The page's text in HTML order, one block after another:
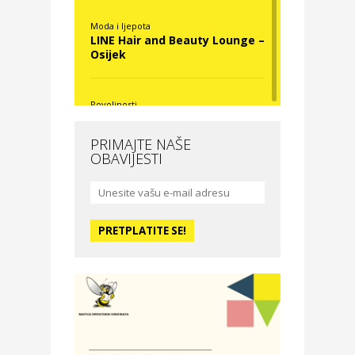
Moda i ljepota
LINE Hair and Beauty Lounge –
Osijek
Povoljnosti
Moda i ljepota
studio – Osijek
Zdravlje i osiguranje
PRIMAJTE NAŠE
OBAVIJESTI